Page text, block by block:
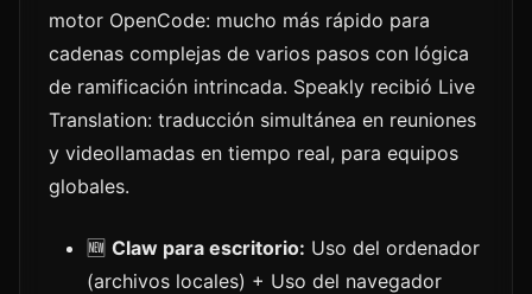
motor OpenCode: mucho más rápido para
cadenas complejas de varios pasos con lógica
de ramificación intrincada. Speakly recibió Live
Translation: traducción simultánea en reuniones
y videollamadas en tiempo real, para equipos
globales.
🆕 Claw para escritorio: Uso del ordenador
(archivos locales) + Uso del navegador